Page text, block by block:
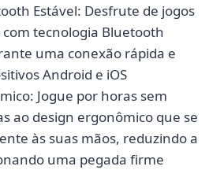
Estável: Desfrute de jogos
tecnologia Bluetooth
uma conexão rápida e
Android e iOS
Jogue por horas sem
ao design ergonômico que se
às suas mãos, reduzindo a
uma pegada firme